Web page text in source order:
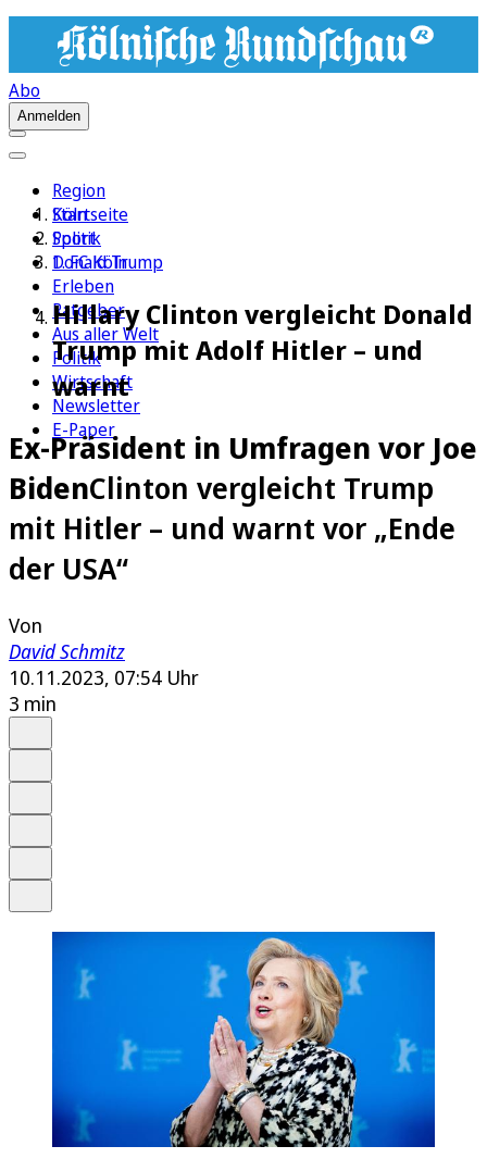
Abo
Anmelden
Region
Köln
Sport
1. FC Köln
Erleben
Ratgeber
Aus aller Welt
Politik
Wirtschaft
Newsletter
E-Paper
Startseite
Politik
Donald Trump
Hillary Clinton vergleicht Donald
Trump mit Adolf Hitler – und
warnt
Ex-Präsident in Umfragen vor Joe
BidenClinton vergleicht Trump
mit Hitler – und warnt vor „Ende
der USA“
Von
David Schmitz
10.11.2023, 07:54 Uhr
3 min